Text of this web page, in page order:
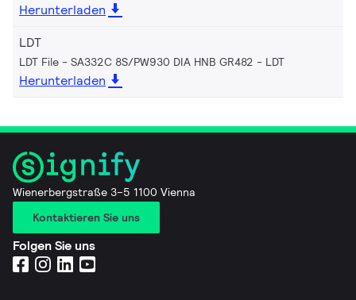
Herunterladen
LDT
LDT File - SA332C 8S/PW930 DIA HNB GR482 LDT
Herunterladen
Wienerbergstraße 3–5 1100 Vienna
Kontaktieren Sie uns
Folgen Sie uns